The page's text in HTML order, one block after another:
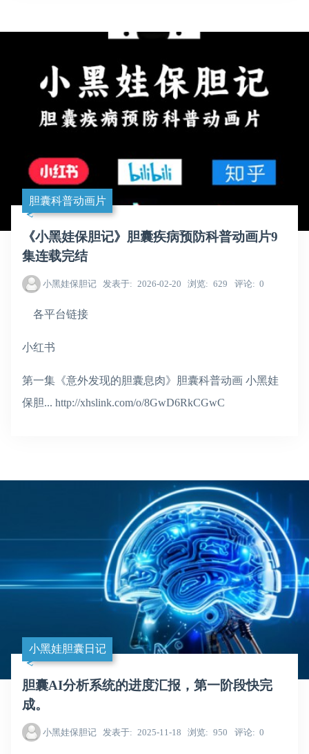
胆囊科普动画片
《小黑娃保胆记》胆囊疾病预防科普动画片9
集连载完结
小黑娃保胆记 发表于 2026-02-20 浏览 629 评论 0
各平台链接
小红书
第一集《意外发现的胆囊息肉》胆囊科普动画 小黑娃
保胆... http://xhslink.com/o/8GwD6RkCGwC
小黑娃胆囊日记
胆囊AI分析系统的进度汇报，第一阶段快完
成。
小黑娃保胆记 发表于 2025-11-18 浏览 950 评论 0